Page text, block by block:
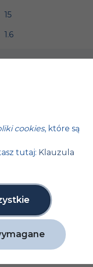
15
1.6
cookies, które są
tutaj: Klauzula